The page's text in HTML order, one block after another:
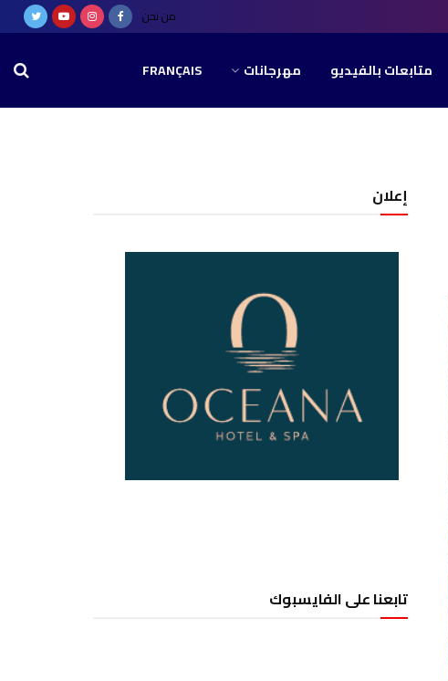
من نحن
متابعات بالفيديو مهرجانات FRANÇAIS
إعلان
تابعنا على الفايسبوك